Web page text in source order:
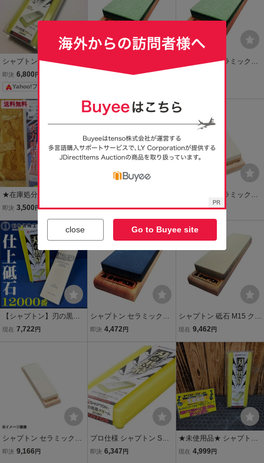
シャプトン 刃の黒幕 セラ
ミック砥石 仕上砥 （クリ
ーム）K0705 新品未使
用 送料無料
即決 6,800 円
Yahoo!フリマ
石 M15 中仕上砥 グリーン
4,609円
シャプトン セラミック砥
HAPTN 小型便 在庫
送料無料
★在庫処分★ シャプトン
セラミック砥石 M5シリ
上砥石) S1604
即決 3,500 円
送料無料
000 小型便 在庫
即決 6,886円
シャプトン セラミック砥
石 M15 #12000 超仕上砥
即決 11,423円
【シャプトン】刃の黒幕
セラミック砥石『粒度#12
物用砥石』【新品】
現在 7,722 円
シャプトン セラミック砥
石 M15 中砥 ブルー 0707
即決 4,472 円
本日終了
シャプトン 砥石 M15 クリ
ーム 超仕上砥石 #12000
ナイフ 刃研ぎ 刃研ぐ 研ぐ
メンテ メンテナンス プロ
職人
現在 9,462 円
シャプトン セラミック砥
石 M15 #12000 超仕上砥
即決 9,166 円
プロ仕様 シャプトン SHA
PTN 刃の黒幕 セラミック
即決 6,347 円
★未使用品★ シャプトン
砥石 刃の黒幕 仕上砥 ＃1
現在 4,999円
close Go to Buyee site